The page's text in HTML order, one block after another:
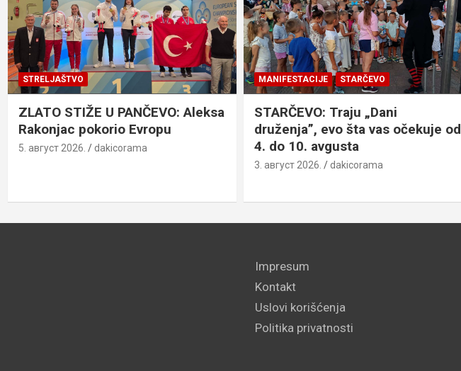
STRELJAŠTVO
ZLATO STIŽE U PANČEVO: Aleksa
Rakonjac pokorio Evropu
5. август 2026. dakicorama
MANIFESTACIJE STARČEVO
STARČEVO: Traju „Dani
druženja”, evo šta vas očekuje od
4. do 10. avgusta
3. август 2026. dakicorama
Impresum
Kontakt
Uslovi korišćenja
Politika privatnosti